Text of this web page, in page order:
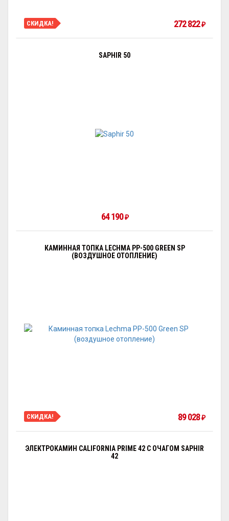
СКИДКА! 272 822₽
SAPHIR 50
64 190₽
КАМИННАЯ ТОПКА LECHMA PP-500 GREEN SP
(ВОЗДУШНОЕ ОТОПЛЕНИЕ)
СКИДКА! 89 028₽
ЭЛЕКТРОКАМИН CALIFORNIA PRIME 42 С ОЧАГОМ SAPHIR
42